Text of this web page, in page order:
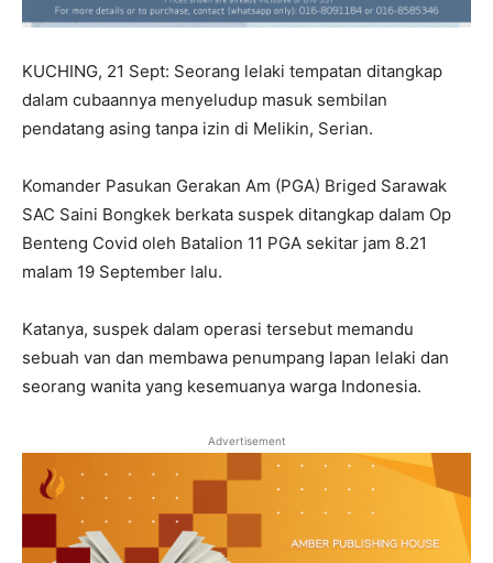
KUCHING, 21 Sept: Seorang lelaki tempatan ditangkap
dalam cubaannya menyeludup masuk sembilan
pendatang asing tanpa izin di Melikin, Serian.
Komander Pasukan Gerakan Am (PGA) Briged Sarawak
SAC Saini Bongkek berkata suspek ditangkap dalam Op
Benteng Covid oleh Batalion 11 PGA sekitar jam 8.21
malam 19 September lalu.
Katanya, suspek dalam operasi tersebut memandu
sebuah van dan membawa penumpang lapan lelaki dan
seorang wanita yang kesemuanya warga Indonesia.
Advertisement